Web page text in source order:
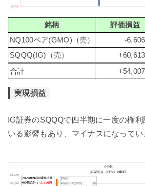
銘柄 評価損益
NQ100ベア(GMO)（売）
-
SQQQ(IG)（売）
合計
実現損益
IG証券のSQQQで四半期に一度の権
いる影響もあり、マイナスになってい